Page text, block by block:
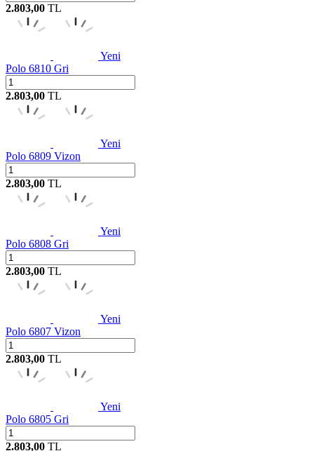
2.803,00 TL
Yeni
Polo 6810 Gri
2.803,00 TL
Yeni
Polo 6809 Vizon
2.803,00 TL
Yeni
Polo 6808 Gri
2.803,00 TL
Yeni
Polo 6807 Vizon
2.803,00 TL
Yeni
Polo 6805 Gri
2.803,00 TL